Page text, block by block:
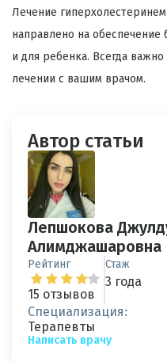
Лечение
направлено на обеспечение
и для ребенка. Всегда
лечении с вашим врачом.
Автор статьи
Лепшокова
Алимджашаровна
Рейтинг
15 отзывов
Стаж
3 года
Специализация:
Терапевты
Написать врачу